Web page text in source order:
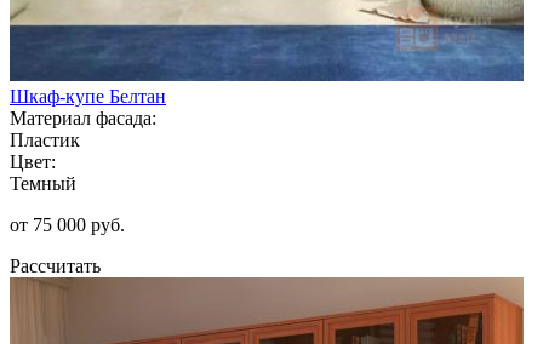
Шкаф-купе Белтан
Материал фасада:
Пластик
Цвет:
Темный
от 75 000 руб.
Рассчитать